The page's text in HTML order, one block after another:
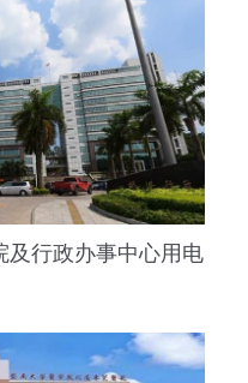
及行政办事中心用电